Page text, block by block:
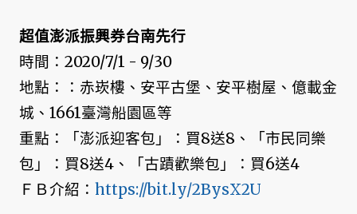
超值澎派振興券台南先行
時間：2020/7/1 - 9/30
地點：：赤崁樓、安平古堡、安平樹屋、億載金
城、1661臺灣船園區等
重點：「澎派迎客包」：買8送8、「市民同樂
包」：買8送4、「古蹟歡樂包」：買6送4
ＦＢ介紹： https://bit.ly/2BysX2U